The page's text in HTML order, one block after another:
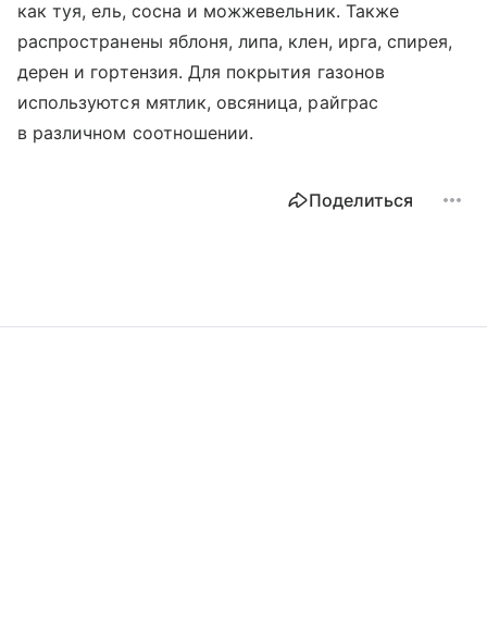
как туя, ель, сосна и можжевельник. Также
распространены яблоня, липа, клен, ирга, спирея,
дерен и гортензия. Для покрытия газонов
используются мятлик, овсяница, райграс
в различном соотношении.
Поделиться